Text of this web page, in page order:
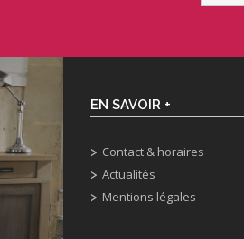
EN SAVOIR +
Contact & horaires
Actualités
Mentions légales